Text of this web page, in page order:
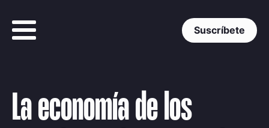
Suscríbete
La economía de los